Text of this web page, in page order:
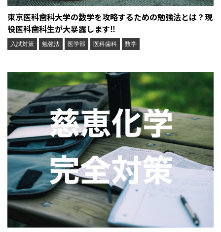
東京医科歯科大学の数学を攻略するための勉強法とは？現
役医科歯科生が大暴露します‼︎
入試対策 勉強法 医学部 医科歯科 数学